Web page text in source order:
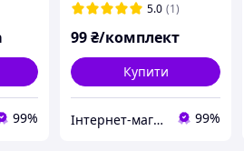
99%
5.0 (1)
99₴/комплект
Купити
Інтернет-магазин "Хобі-плюс" 99%